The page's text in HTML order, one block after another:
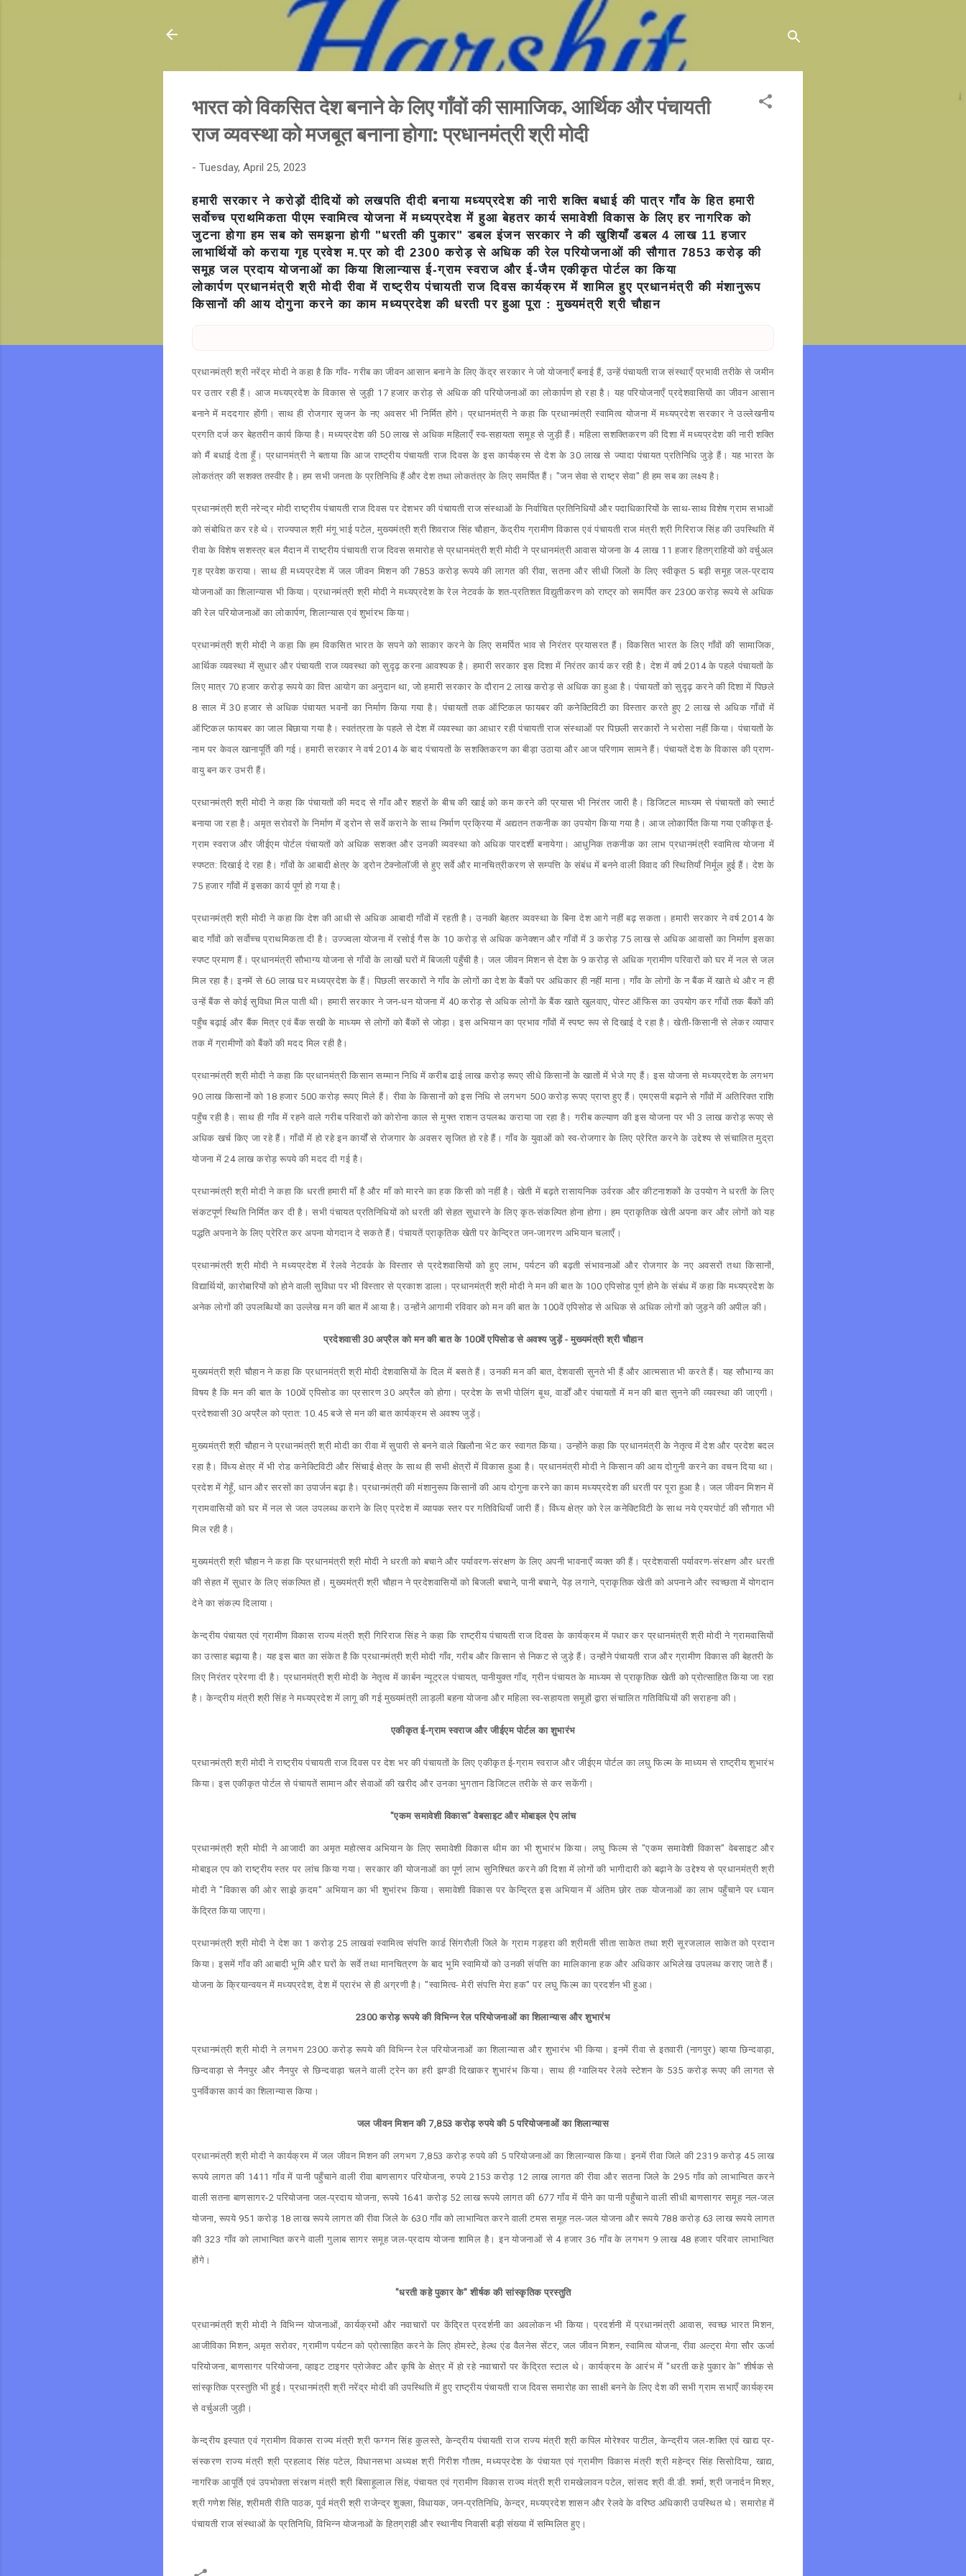
भारत को विकसित देश बनाने के लिए गाँवों की सामाजिक, आर्थिक और पंचायती
राज व्यवस्था को मजबूत बनाना होगा: प्रधानमंत्री श्री मोदी
- Tuesday, April 25, 2023
हमारी सरकार ने करोड़ों दीदियों को लखपति दीदी बनायामध्यप्रदेश की नारी शक्ति बधाई की पात्रगाँव के हित हमारी
सर्वोच्च प्राथमिकतापीएम स्वामित्व योजना में मध्यप्रदेश में हुआ बेहतर कार्यसमावेशी विकास के लिए हर नागरिक को
जुटना होगाहम सब को समझना होगी "धरती की पुकार"डबल इंजन सरकार ने की खुशियाँ डबल 4 लाख 11 हजार
लाभार्थियों को कराया गृह प्रवेशम.प्र को दी 2300 करोड़ से अधिक की रेल परियोजनाओं की सौगात 7853 करोड़ की
समूह जल प्रदाय योजनाओं का किया शिलान्यासई-ग्राम स्वराज और ई-जैम एकीकृत पोर्टल का किया
लोकार्पणप्रधानमंत्री श्री मोदी रीवा में राष्ट्रीय पंचायती राज दिवस कार्यक्रम में शामिल हुएप्रधानमंत्री की मंशानुरूप
किसानों की आय दोगुना करने का काम मध्यप्रदेश की धरती पर हुआ पूरा : मुख्यमंत्री श्री चौहान
प्रधानमंत्री श्री नरेंद्र मोदी ने कहा है कि गाँव- गरीब का जीवन आसान बनाने के लिए केंद्र सरकार ने जो योजनाएँ बनाई हैं, उन्हें पंचायती राज संस्थाएँ प्रभावी तरीके से जमीन
पर उतार रही हैं। आज मध्यप्रदेश के विकास से जुड़ी 17 हजार करोड़ से अधिक की परियोजनाओं का लोकार्पण हो रहा है। यह परियोजनाएँ प्रदेशवासियों का जीवन आसान
बनाने में मददगार होंगी। साथ ही रोजगार सृजन के नए अवसर भी निर्मित होंगे। प्रधानमंत्री ने कहा कि प्रधानमंत्री स्वामित्व योजना में मध्यप्रदेश सरकार ने उल्लेखनीय
प्रगति दर्ज कर बेहतरीन कार्य किया है। मध्यप्रदेश की 50 लाख से अधिक महिलाएँ स्व-सहायता समूह से जुड़ी हैं। महिला सशक्तिकरण की दिशा में मध्यप्रदेश की नारी शक्ति
को मैं बधाई देता हूँ। प्रधानमंत्री ने बताया कि आज राष्ट्रीय पंचायती राज दिवस के इस कार्यक्रम से देश के 30 लाख से ज्यादा पंचायत प्रतिनिधि जुड़े हैं। यह भारत के
लोकतंत्र की सशक्त तस्वीर है। हम सभी जनता के प्रतिनिधि हैं और देश तथा लोकतंत्र के लिए समर्पित हैं। "जन सेवा से राष्ट्र सेवा" ही हम सब का लक्ष्य है।
प्रधानमंत्री श्री नरेन्द्र मोदी राष्ट्रीय पंचायती राज दिवस पर देशभर की पंचायती राज संस्थाओं के निर्वाचित प्रतिनिधियों और पदाधिकारियों के साथ-साथ विशेष ग्राम सभाओं
को संबोधित कर रहे थे। राज्यपाल श्री मंगू भाई पटेल, मुख्यमंत्री श्री शिवराज सिंह चौहान, केंद्रीय ग्रामीण विकास एवं पंचायती राज मंत्री श्री गिरिराज सिंह की उपस्थिति में
रीवा के विशेष सशस्त्र बल मैदान में राष्ट्रीय पंचायती राज दिवस समारोह से प्रधानमंत्री श्री मोदी ने प्रधानमंत्री आवास योजना के 4 लाख 11 हजार हितग्राहियों को वर्चुअल
गृह प्रवेश कराया। साथ ही मध्यप्रदेश में जल जीवन मिशन की 7853 करोड़ रूपये की लागत की रीवा, सतना और सीधी जिलों के लिए स्वीकृत 5 बड़ी समूह जल-प्रदाय
योजनाओं का शिलान्यास भी किया। प्रधानमंत्री श्री मोदी ने मध्यप्रदेश के रेल नेटवर्क के शत-प्रतिशत विद्युतीकरण को राष्ट्र को समर्पित कर 2300 करोड़ रूपये से अधिक
की रेल परियोजनाओं का लोकार्पण, शिलान्यास एवं शुभांरभ किया।
प्रधानमंत्री श्री मोदी ने कहा कि हम विकसित भारत के सपने को साकार करने के लिए समर्पित भाव से निरंतर प्रयासरत हैं। विकसित भारत के लिए गाँवों की सामाजिक,
आर्थिक व्यवस्था में सुधार और पंचायती राज व्यवस्था को सुदृढ़ करना आवश्यक है। हमारी सरकार इस दिशा में निरंतर कार्य कर रही है। देश में वर्ष 2014 के पहले पंचायतों के
लिए मात्र 70 हजार करोड़ रूपये का वित्त आयोग का अनुदान था, जो हमारी सरकार के दौरान 2 लाख करोड़ से अधिक का हुआ है। पंचायतों को सुदृढ़ करने की दिशा में पिछले
8 साल में 30 हजार से अधिक पंचायत भवनों का निर्माण किया गया है। पंचायतों तक ऑप्टिकल फायबर की कनेक्टिविटी का विस्तार करते हुए 2 लाख से अधिक गाँवों में
ऑप्टिकल फायबर का जाल बिछाया गया है। स्वतंत्रता के पहले से देश में व्यवस्था का आधार रही पंचायती राज संस्थाओं पर पिछली सरकारों ने भरोसा नहीं किया। पंचायतों के
नाम पर केवल खानापूर्ति की गई। हमारी सरकार ने वर्ष 2014 के बाद पंचायतों के सशक्तिकरण का बीड़ा उठाया और आज परिणाम सामने हैं। पंचायतें देश के विकास की प्राण-
वायु बन कर उभरी हैं।
प्रधानमंत्री श्री मोदी ने कहा कि पंचायतों की मदद से गाँव और शहरों के बीच की खाई को कम करने की प्रयास भी निरंतर जारी है। डिजिटल माध्यम से पंचायतों को स्मार्ट
बनाया जा रहा है। अमृत सरोवरों के निर्माण में ड्रोन से सर्वे कराने के साथ निर्माण प्रक्रिया में अद्यतन तकनीक का उपयोग किया गया है। आज लोकार्पित किया गया एकीकृत ई-
ग्राम स्वराज और जीईएम पोर्टल पंचायतों को अधिक सशक्त और उनकी व्यवस्था को अधिक पारदर्शी बनायेगा। आधुनिक तकनीक का लाभ प्रधानमंत्री स्वामित्व योजना में
स्पष्टत: दिखाई दे रहा है। गाँवों के आबादी क्षेत्र के ड्रोन टेक्नोलॉजी से हुए सर्वे और मानचित्रीकरण से सम्पत्ति के संबंध में बनने वाली विवाद की स्थितियाँ निर्मूल हुई हैं। देश के
75 हजार गाँवों में इसका कार्य पूर्ण हो गया है।
प्रधानमंत्री श्री मोदी ने कहा कि देश की आधी से अधिक आबादी गाँवों में रहती है। उनकी बेहतर व्यवस्था के बिना देश आगे नहीं बढ़ सकता। हमारी सरकार ने वर्ष 2014 के
बाद गाँवों को सर्वोच्च प्राथमिकता दी है। उज्ज्वला योजना में रसोई गैस के 10 करोड़ से अधिक कनेक्शन और गाँवों में 3 करोड़ 75 लाख से अधिक आवासों का निर्माण इसका
स्पष्ट प्रमाण हैं। प्रधानमंत्री सौभाग्य योजना से गाँवों के लाखों घरों में बिजली पहुँची है। जल जीवन मिशन से देश के 9 करोड़ से अधिक ग्रामीण परिवारों को घर में नल से जल
मिल रहा है। इनमें से 60 लाख घर मध्यप्रदेश के हैं। पिछली सरकारों ने गाँव के लोगों का देश के बैंकों पर अधिकार ही नहीं माना। गाँव के लोगों के न बैंक में खाते थे और न ही
उन्हें बैंक से कोई सुविधा मिल पाती थी। हमारी सरकार ने जन-धन योजना में 40 करोड़ से अधिक लोगों के बैंक खाते खुलवाए, पोस्ट ऑफिस का उपयोग कर गाँवों तक बैंकों की
पहुँच बढ़ाई और बैंक मित्र एवं बैंक सखी के माध्यम से लोगों को बैंकों से जोड़ा। इस अभियान का प्रभाव गाँवों में स्पष्ट रूप से दिखाई दे रहा है। खेती-किसानी से लेकर व्यापार
तक में ग्रामीणों को बैंकों की मदद मिल रही है।
प्रधानमंत्री श्री मोदी ने कहा कि प्रधानमंत्री किसान सम्मान निधि में करीब ढाई लाख करोड़ रूपए सीधे किसानों के खातों में भेजे गए हैं। इस योजना से मध्यप्रदेश के लगभग
90 लाख किसानों को 18 हजार 500 करोड़ रूपए मिले हैं। रीवा के किसानों को इस निधि से लगभग 500 करोड़ रूपए प्राप्त हुए हैं। एमएसपी बढ़ाने से गाँवों में अतिरिक्त राशि
पहुँच रही है। साथ ही गाँव में रहने वाले गरीब परिवारों को कोरोना काल से मुफ्त राशन उपलब्ध कराया जा रहा है। गरीब कल्याण की इस योजना पर भी 3 लाख करोड़ रूपए से
अधिक खर्च किए जा रहे हैं। गाँवों में हो रहे इन कार्यों से रोजगार के अवसर सृजित हो रहे हैं। गाँव के युवाओं को स्व-रोजगार के लिए प्रेरित करने के उद्देश्य से संचालित मुद्रा
योजना में 24 लाख करोड़ रूपये की मदद दी गई है।
प्रधानमंत्री श्री मोदी ने कहा कि धरती हमारी माँ है और माँ को मारने का हक किसी को नहीं है। खेती में बढ़ते रासायनिक उर्वरक और कीटनाशकों के उपयोग ने धरती के लिए
संकटपूर्ण स्थिति निर्मित कर दी है। सभी पंचायत प्रतिनिधियों को धरती की सेहत सुधारने के लिए कृत-संकल्पित होना होगा। हम प्राकृतिक खेती अपना कर और लोगों को यह
पद्धति अपनाने के लिए प्रेरित कर अपना योगदान दे सकते हैं। पंचायतें प्राकृतिक खेती पर केन्द्रित जन-जागरण अभियान चलाएँ।
प्रधानमंत्री श्री मोदी ने मध्यप्रदेश में रेलवे नेटवर्क के विस्तार से प्रदेशवासियों को हुए लाभ, पर्यटन की बढ़ती संभावनाओं और रोजगार के नए अवसरों तथा किसानों,
विद्यार्थियों, कारोबारियों को होने वाली सुविधा पर भी विस्तार से प्रकाश डाला। प्रधानमंत्री श्री मोदी ने मन की बात के 100 एपिसोड पूर्ण होने के संबंध में कहा कि मध्यप्रदेश के
अनेक लोगों की उपलब्धियों का उल्लेख मन की बात में आया है। उन्होंने आगामी रविवार को मन की बात के 100वें एपिसोड से अधिक से अधिक लोगों को जुड़ने की अपील की।
प्रदेशवासी 30 अप्रैल को मन की बात के 100वें एपिसोड से अवश्य जुड़ें - मुख्यमंत्री श्री चौहान
मुख्यमंत्री श्री चौहान ने कहा कि प्रधानमंत्री श्री मोदी देशवासियों के दिल में बसते हैं। उनकी मन की बात, देशवासी सुनते भी हैं और आत्मसात भी करते हैं। यह सौभाग्य का
विषय है कि मन की बात के 100वें एपिसोड का प्रसारण 30 अप्रैल को होगा। प्रदेश के सभी पोलिंग बूथ, वार्डों और पंचायतों में मन की बात सुनने की व्यवस्था की जाएगी।
प्रदेशवासी 30 अप्रैल को प्रात: 10.45 बजे से मन की बात कार्यक्रम से अवश्य जुड़ें।
मुख्यमंत्री श्री चौहान ने प्रधानमंत्री श्री मोदी का रीवा में सुपारी से बनने वाले खिलौना भेंट कर स्वागत किया। उन्होंने कहा कि प्रधानमंत्री के नेतृत्व में देश और प्रदेश बदल
रहा है। विंध्य क्षेत्र में भी रोड कनेक्टिविटी और सिंचाई क्षेत्र के साथ ही सभी क्षेत्रों में विकास हुआ है। प्रधानमंत्री मोदी ने किसान की आय दोगुनी करने का वचन दिया था।
प्रदेश में गेहूँ, धान और सरसों का उपार्जन बढ़ा है। प्रधानमंत्री की मंशानुरूप किसानों की आय दोगुना करने का काम मध्यप्रदेश की धरती पर पूरा हुआ है। जल जीवन मिशन में
ग्रामवासियों को घर में नल से जल उपलब्ध कराने के लिए प्रदेश में व्यापक स्तर पर गतिविधियाँ जारी हैं। विंध्य क्षेत्र को रेल कनेक्टिविटी के साथ नये एयरपोर्ट की सौगात भी
मिल रही है।
मुख्यमंत्री श्री चौहान ने कहा कि प्रधानमंत्री श्री मोदी ने धरती को बचाने और पर्यावरण-संरक्षण के लिए अपनी भावनाएँ व्यक्त की हैं। प्रदेशवासी पर्यावरण-संरक्षण और धरती
की सेहत में सुधार के लिए संकल्पित हों। मुख्यमंत्री श्री चौहान ने प्रदेशवासियों को बिजली बचाने, पानी बचाने, पेड़ लगाने, प्राकृतिक खेती को अपनाने और स्वच्छता में योगदान
देने का संकल्प दिलाया।
केन्द्रीय पंचायत एवं ग्रामीण विकास राज्य मंत्री श्री गिरिराज सिंह ने कहा कि राष्ट्रीय पंचायती राज दिवस के कार्यक्रम में पधार कर प्रधानमंत्री श्री मोदी ने ग्रामवासियों
का उत्साह बढ़ाया है। यह इस बात का संकेत है कि प्रधानमंत्री श्री मोदी गाँव, गरीब और किसान से निकट से जुड़े हैं। उन्होंने पंचायती राज और ग्रामीण विकास की बेहतरी के
लिए निरंतर प्रेरणा दी है। प्रधानमंत्री श्री मोदी के नेतृत्व में कार्बन न्यूट्रल पंचायत, पानीयुक्त गाँव, ग्रीन पंचायत के माध्यम से प्राकृतिक खेती को प्रोत्साहित किया जा रहा
है। केन्द्रीय मंत्री श्री सिंह ने मध्यप्रदेश में लागू की गई मुख्यमंत्री लाड़ली बहना योजना और महिला स्व-सहायता समूहों द्वारा संचालित गतिविधियों की सराहना की।
एकीकृत ई-ग्राम स्वराज और जीईएम पोर्टल का शुभारंभ
प्रधानमंत्री श्री मोदी ने राष्ट्रीय पंचायती राज दिवस पर देश भर की पंचायतों के लिए एकीकृत ई-ग्राम स्वराज और जीईएम पोर्टल का लघु फिल्म के माध्यम से राष्ट्रीय शुभारंभ
किया। इस एकीकृत पोर्टल से पंचायतें सामान और सेवाओं की खरीद और उनका भुगतान डिजिटल तरीके से कर सकेंगी।
"एकम समावेशी विकास" वेबसाइट और मोबाइल ऐप लांच
प्रधानमंत्री श्री मोदी ने आजादी का अमृत महोत्सव अभियान के लिए समावेशी विकास थीम का भी शुभारंभ किया। लघु फिल्म से "एकम समावेशी विकास" वेबसाइट और
मोबाइल एप को राष्ट्रीय स्तर पर लांच किया गया। सरकार की योजनाओं का पूर्ण लाभ सुनिश्चित करने की दिशा में लोगों की भागीदारी को बढ़ाने के उद्देश्य से प्रधानमंत्री श्री
मोदी ने "विकास की ओर साझे क़दम" अभियान का भी शुभांरभ किया। समावेशी विकास पर केन्द्रित इस अभियान में अंतिम छोर तक योजनाओं का लाभ पहुँचाने पर ध्यान
केंद्रित किया जाएगा।
प्रधानमंत्री श्री मोदी ने देश का 1 करोड़ 25 लाखवां स्वामित्व संपत्ति कार्ड सिंगरौली जिले के ग्राम गड़हरा की श्रीमती सीता साकेत तथा श्री सूरजलाल साकेत को प्रदान
किया। इसमें गाँव की आबादी भूमि और घरों के सर्वे तथा मानचित्रण के बाद भूमि स्वामियों को उनकी संपत्ति का मालिकाना हक और अधिकार अभिलेख उपलब्ध कराए जाते हैं।
योजना के क्रियान्वयन में मध्यप्रदेश, देश में प्रारंभ से ही अग्रणी है। "स्वामित्व- मेरी संपत्ति मेरा हक" पर लघु फिल्म का प्रदर्शन भी हुआ।
2300 करोड़ रूपये की विभिन्न रेल परियोजनाओं का शिलान्यास और शुभारंभ
प्रधानमंत्री श्री मोदी ने लगभग 2300 करोड़ रूपये की विभिन्न रेल परियोजनाओं का शिलान्यास और शुभारंभ भी किया। इनमें रीवा से इतवारी (नागपुर) व्हाया छिन्दवाड़ा,
छिन्दवाड़ा से नैनपुर और नैनपुर से छिन्दवाड़ा चलने वाली ट्रेन का हरी झण्डी दिखाकर शुभारंभ किया। साथ ही ग्वालियर रेलवे स्टेशन के 535 करोड़ रूपए की लागत से
पुनर्विकास कार्य का शिलान्यास किया।
जल जीवन मिशन की 7,853 करोड़ रुपये की 5 परियोजनाओं का शिलान्यास
प्रधानमंत्री श्री मोदी ने कार्यक्रम में जल जीवन मिशन की लगभग 7,853 करोड़ रुपये की 5 परियोजनाओं का शिलान्यास किया। इनमें रीवा जिले की 2319 करोड़ 45 लाख
रूपये लागत की 1411 गाँव में पानी पहुँचाने वाली रीवा बाणसागर परियोजना, रुपये 2153 करोड़ 12 लाख लागत की रीवा और सतना जिले के 295 गाँव को लाभान्वित करने
वाली सतना बाणसागर-2 परियोजना जल-प्रदाय योजना, रूपये 1641 करोड़ 52 लाख रूपये लागत की 677 गाँव में पीने का पानी पहुँचाने वाली सीधी बाणसागर समूह नल-जल
योजना, रूपये 951 करोड़ 18 लाख रूपये लागत की रीवा जिले के 630 गाँव को लाभान्वित करने वाली टमस समूह नल-जल योजना और रूपये 788 करोड़ 63 लाख रूपये लागत
की 323 गाँव को लाभान्वित करने वाली गुलाब सागर समूह जल-प्रदाय योजना शामिल है। इन योजनाओं से 4 हजार 36 गाँव के लगभग 9 लाख 48 हजार परिवार लाभान्वित
होंगे।
"धरती कहे पुकार के" शीर्षक की सांस्कृतिक प्रस्तुति
प्रधानमंत्री श्री मोदी ने विभिन्न योजनाओं, कार्यक्रमों और नवाचारों पर केंद्रित प्रदर्शनी का अवलोकन भी किया। प्रदर्शनी में प्रधानमंत्री आवास, स्वच्छ भारत मिशन,
आजीविका मिशन, अमृत सरोवर, ग्रामीण पर्यटन को प्रोत्साहित करने के लिए होमस्टे, हेल्थ एंड वैलनेस सेंटर, जल जीवन मिशन, स्वामित्व योजना, रीवा अल्ट्रा मेगा सौर ऊर्जा
परियोजना, बाणसागर परियोजना, व्हाइट टाइगर प्रोजेक्ट और कृषि के क्षेत्र में हो रहे नवाचारों पर केंद्रित स्टाल थे। कार्यक्रम के आरंभ में "धरती कहे पुकार के" शीर्षक से
सांस्कृतिक प्रस्तुति भी हुई। प्रधानमंत्री श्री नरेंद्र मोदी की उपस्थिति में हुए राष्ट्रीय पंचायती राज दिवस समारोह का साक्षी बनने के लिए देश की सभी ग्राम सभाएँ कार्यक्रम
से वर्चुअली जुड़ी।
केन्द्रीय इस्पात एवं ग्रामीण विकास राज्य मंत्री श्री फग्गन सिंह कुलस्ते, केन्द्रीय पंचायती राज राज्य मंत्री श्री कपिल मोरेश्वर पाटील, केन्द्रीय जल-शक्ति एवं खाद्य प्र-
संस्करण राज्य मंत्री श्री प्रहलाद सिंह पटेल, विधानसभा अध्यक्ष श्री गिरीश गौतम, मध्यप्रदेश के पंचायत एवं ग्रामीण विकास मंत्री श्री महेन्द्र सिंह सिसोदिया, खाद्य,
नागरिक आपूर्ति एवं उपभोक्ता संरक्षण मंत्री श्री बिसाहूलाल सिंह, पंचायत एवं ग्रामीण विकास राज्य मंत्री श्री रामखेलावन पटेल, सांसद श्री वी.डी. शर्मा, श्री जनार्दन मिश्र,
श्री गणेश सिंह, श्रीमती रीति पाठक, पूर्व मंत्री श्री राजेन्द्र शुक्ला, विधायक, जन-प्रतिनिधि, केन्द्र, मध्यप्रदेश शासन और रेलवे के वरिष्ठ अधिकारी उपस्थित थे। समारोह में
पंचायती राज संस्थाओं के प्रतिनिधि, विभिन्न योजनाओं के हितग्राही और स्थानीय निवासी बड़ी संख्या में सम्मिलित हुए।